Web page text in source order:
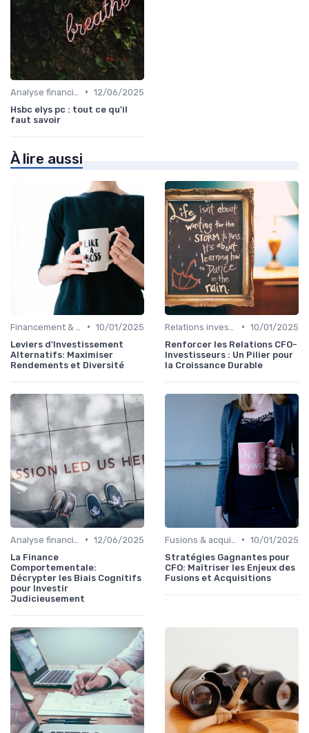
• 12/06/2025
Hsbc elys pc : tout ce qu'il
faut savoir
À lire aussi
• 10/01/2025
Leviers d'Investissement
Alternatifs: Maximiser
Rendements et Diversité
• 10/01/2025
Renforcer les Relations CFO-
Investisseurs : Un Pilier pour
la Croissance Durable
• 12/06/2025
La Finance
Comportementale:
Décrypter les Biais Cognitifs
pour Investir
Judicieusement
• 10/01/2025
Stratégies Gagnantes pour
CFO: Maîtriser les Enjeux des
Fusions et Acquisitions